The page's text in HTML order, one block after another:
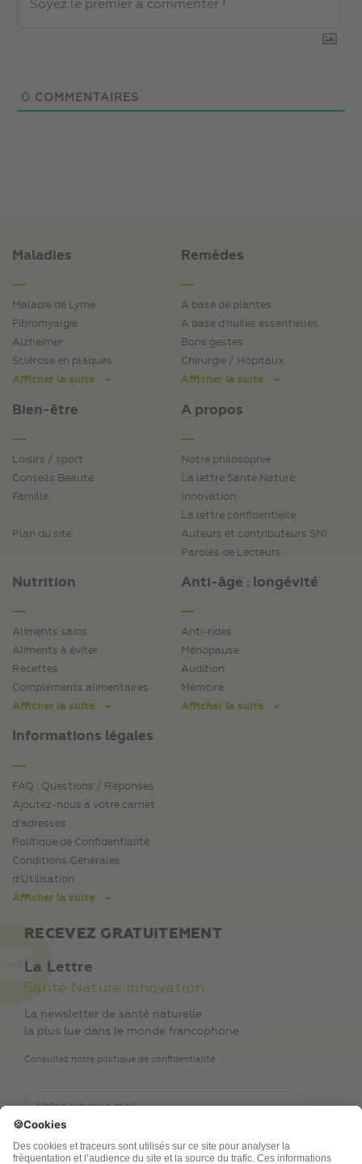
0 COMMENTAIRES
Maladies
Maladie de Lyme
Fibromyalgie
Alzheimer
Sclérose en plaques
Afficher la suite
Bien-être
Loisirs / sport
Conseils Beauté
Famille
Plan du site
Remèdes
A base de plantes
A base d'huiles essentielles
Bons gestes
Chirurgie / Hôpitaux
Afficher la suite
A propos
Notre philosophie
La lettre Santé Nature
Innovation
La lettre confidentielle
Auteurs et contributeurs SNI
Paroles de Lecteurs
Nutrition
Aliments sains
Aliments à éviter
Recettes
Compléments alimentaires
Afficher la suite
Informations légales
FAQ : Questions / Réponses
Ajoutez-nous à votre carnet
d’adresses
Politique de Confidentialité
Conditions Générales
d’Utilisation
Afficher la suite
Anti-âge : longévité
Anti-rides
Ménopause
Audition
Mémoire
Afficher la suite
RECEVEZ GRATUITEMENT
La Lettre
Santé Nature Innovation
La newsletter de santé naturelle
la plus lue dans le monde francophone.
Consultez notre politique de confidentialité